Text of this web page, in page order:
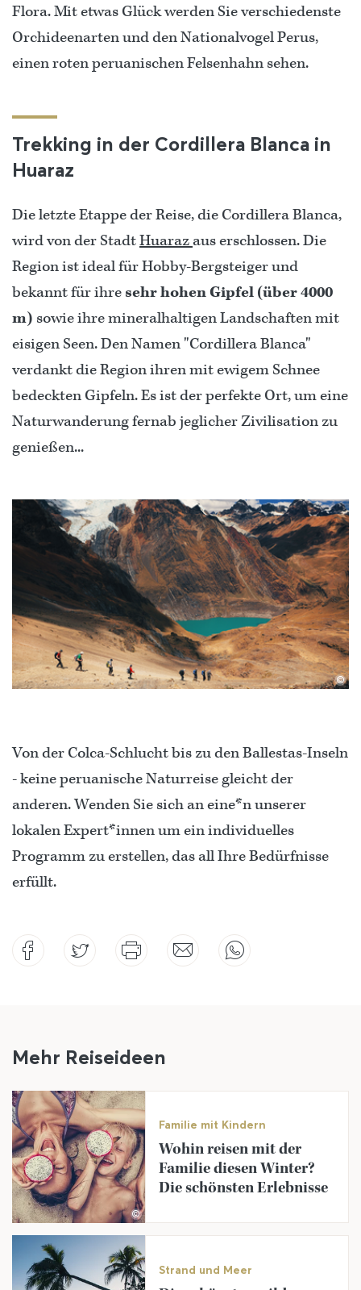
Flora. Mit etwas Glück werden Sie verschiedenste
Orchideenarten und den Nationalvogel Perus,
einen roten peruanischen Felsenhahn sehen.
Trekking in der Cordillera Blanca in
Huaraz
Die letzte Etappe der Reise, die Cordillera Blanca,
wird von der StadtHuarazaus erschlossen. Die
Region ist ideal für Hobby-Bergsteiger und
bekannt für ihre sehr hohen Gipfel (über 4000
m) sowie ihre mineralhaltigen Landschaften mit
eisigen Seen. Den Namen "Cordillera Blanca"
verdankt die Region ihren mit ewigem Schnee
bedeckten Gipfeln. Es ist der perfekte Ort, um eine
Naturwanderung fernab jeglicher Zivilisation zu
genießen...
©
Von der Colca-Schlucht bis zu den Ballestas-Inseln
- keine peruanische Naturreise gleicht der
anderen. Wenden Sie sich an eine*n unserer
lokalen Expert*innen um ein individuelles
Programm zu erstellen, das all Ihre Bedürfnisse
erfüllt.
Mehr Reiseideen
©
Familie mit Kindern
Wohin reisen mit der
Familie diesen Winter?
Die schönsten Erlebnisse
Strand und Meer